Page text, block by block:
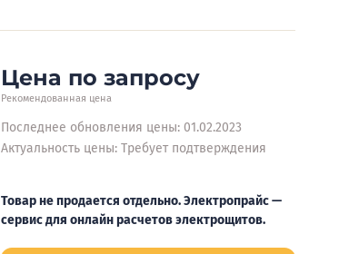
Цена по запросу
Рекомендованная цена
Последнее обновления цены: 01.02.2023
Актуальность цены: Требует подтверждения
Товар не продается отдельно. Электропрайс —
сервис для онлайн расчетов электрощитов.